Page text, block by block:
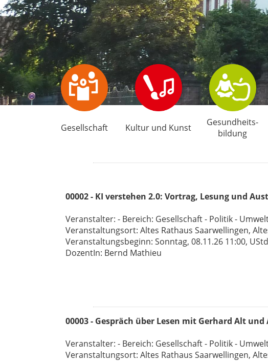
Gesellschaft Kultur und Kunst
Gesund­heits­
bildung
00002 - KI verstehen 2.0: Vortrag, Lesung und
Veranstalter: - Bereich: Gesellschaft - Politik -
Veranstaltungsort: Altes Rathaus Saarwellingen,
Veranstaltungsbeginn: Sonntag, 08.11.26 11:00,
DozentIn: Bernd Mathieu
00003 - Gespräch über Lesen mit Gerhard Alt und
Veranstalter: - Bereich: Gesellschaft - Politik -
Veranstaltungsort: Altes Rathaus Saarwellingen,